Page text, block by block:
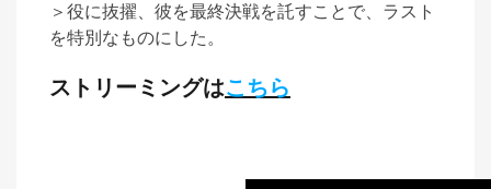
＞役に抜擢、彼を最終決戦を託すことで、ラスト
を特別なものにした。
ストリーミングはこちら